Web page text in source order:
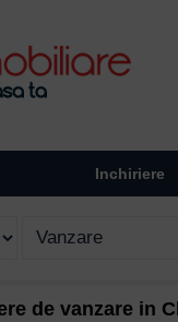
Inchiriere
de vanzare in